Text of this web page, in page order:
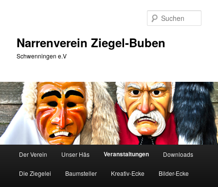
Narrenverein Ziegel-Buben
Schwenningen e.V
Der Verein Unser Häs Veranstaltungen Downloads
Die Ziegelei Baumsteller Kreativ-Ecke Bilder-Ecke